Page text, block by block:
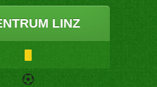
LINZ